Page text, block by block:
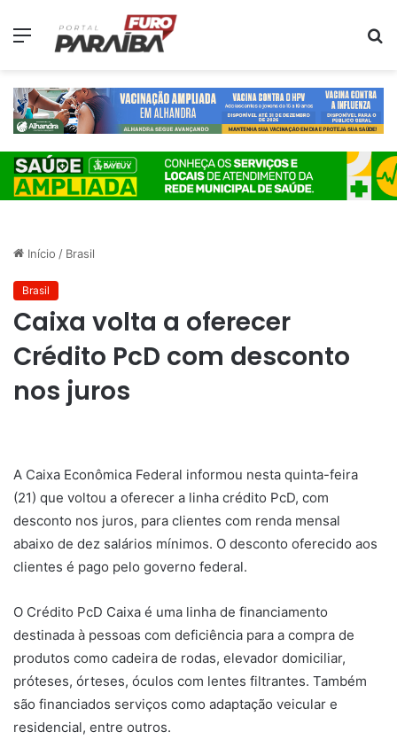
Menu
Início / Brasil
Brasil
Caixa volta a oferecer
Crédito PcD com desconto
nos juros
A Caixa Econômica Federal informou nesta quinta-feira
(21) que voltou a oferecer a linha crédito PcD, com
desconto nos juros, para clientes com renda mensal
abaixo de dez salários mínimos. O desconto oferecido aos
clientes é pago pelo governo federal.
O Crédito PcD Caixa é uma linha de financiamento
destinada à pessoas com deficiência para a compra de
produtos como cadeira de rodas, elevador domiciliar,
próteses, órteses, óculos com lentes filtrantes. Também
são financiados serviços como adaptação veicular e
residencial, entre outros.